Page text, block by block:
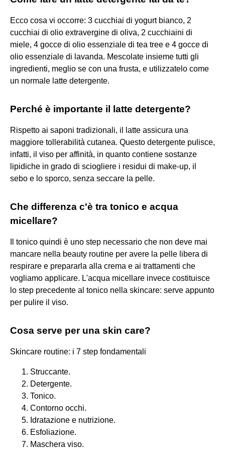
Ecco cosa vi occorre: 3 cucchiai di yogurt bianco, 2
cucchiai di olio extravergine di oliva, 2 cucchiaini di
miele, 4 gocce di olio essenziale di tea tree e 4 gocce di
olio essenziale di lavanda. Mescolate insieme tutti gli
ingredienti, meglio se con una frusta, e utilizzatelo come
un normale latte detergente.
Perché è importante il latte detergente?
Rispetto ai saponi tradizionali, il latte assicura una
maggiore tollerabilità cutanea. Questo detergente pulisce,
infatti, il viso per affinità, in quanto contiene sostanze
lipidiche in grado di sciogliere i residui di make-up, il
sebo e lo sporco, senza seccare la pelle.
Che differenza c'è tra tonico e acqua
micellare?
Il tonico quindi è uno step necessario che non deve mai
mancare nella beauty routine per avere la pelle libera di
respirare e prepararla alla crema e ai trattamenti che
vogliamo applicare. L'acqua micellare invece costituisce
lo step precedente al tonico nella skincare: serve appunto
per pulire il viso.
Cosa serve per una skin care?
Skincare routine: i 7 step fondamentali
Struccante.
Detergente.
Tonico.
Contorno occhi.
Idratazione e nutrizione.
Esfoliazione.
Maschera viso.